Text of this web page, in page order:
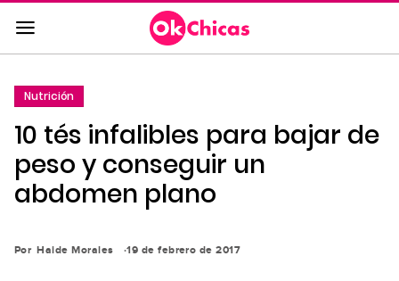
Saltar
al
contenido
la
navegación
principal
Nutrición
10 tés infalibles para bajar de
peso y conseguir un
abdomen plano
Por Haide Morales 19 de febrero de 2017